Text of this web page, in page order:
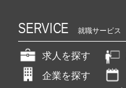
SERVICE 就職サービス
求人を探す
企業を探す